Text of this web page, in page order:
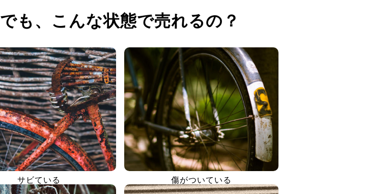
でも、 こんな状態で売れるの？
サビている 傷がついている